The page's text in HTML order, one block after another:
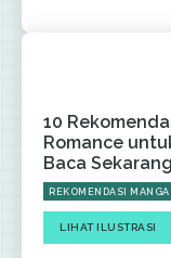
10
Romance
Baca Sekarang
REKOMENDASI MANGA
LIHAT ILUSTRASI